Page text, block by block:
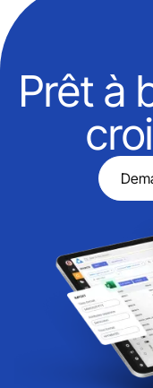
Prêt à